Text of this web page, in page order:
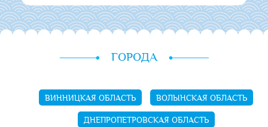
ГОРОДА
ВИННИЦКАЯ ОБЛАСТЬ
ВОЛЫНСКАЯ ОБЛАСТЬ
ДНЕПРОПЕТРОВСКАЯ ОБЛАСТЬ